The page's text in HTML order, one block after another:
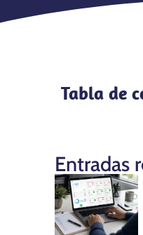
Tabla de
Entradas